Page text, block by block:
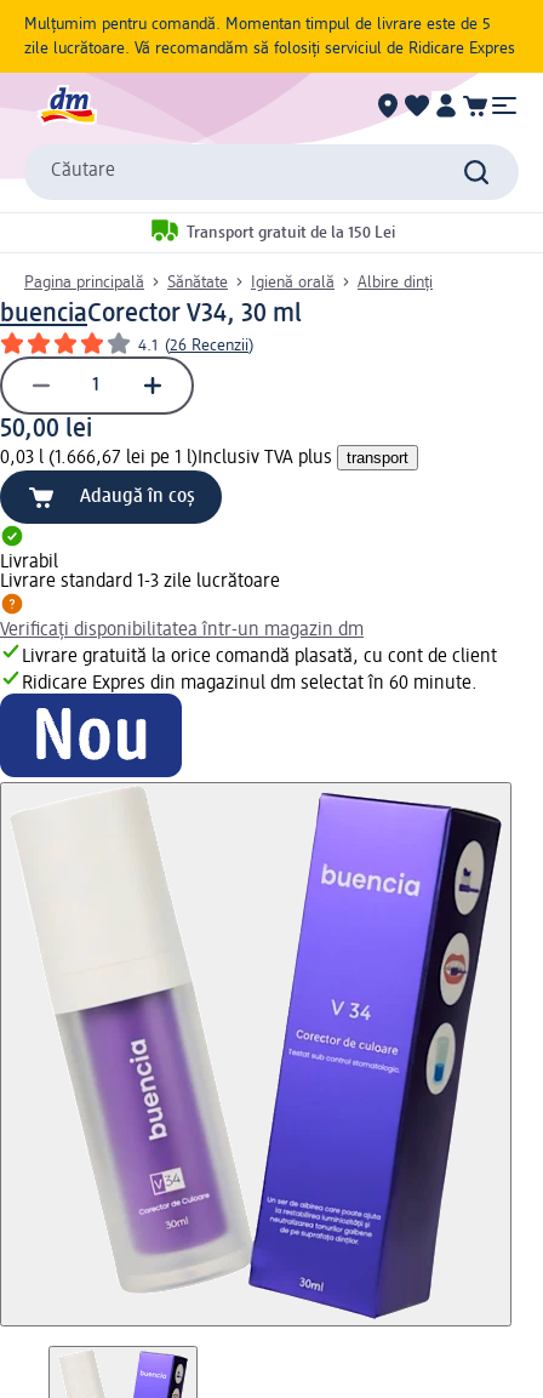
Mulțumim pentru comandă. Momentan timpul de livrare este de 5
zile lucrătoare. Vă recomandăm să folosiți serviciul de Ridicare Expres
Căutare
Transport gratuit de la 150 Lei
Pagina principală Sănătate Igienă orală Albire dinți
buenciaCorector V34, 30 ml
4.1 (26 Recenzii)
50,00 lei
0,03 l (1.666,67 lei pe 1 l) Inclusiv TVA plus transport
Adaugă în coș
Livrabil
Livrare standard 1-3 zile lucrătoare
Verificați disponibilitatea într-un magazin dm
Livrare gratuită la orice comandă plasată, cu cont de client
Ridicare Expres din magazinul dm selectat în 60 minute.